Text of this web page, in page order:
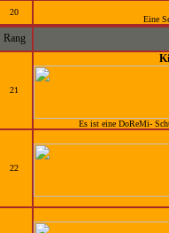
20
Eine
Rang
21
Es ist eine DoReMi-
22